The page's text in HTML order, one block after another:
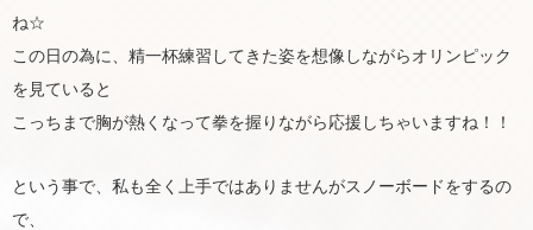
ね☆
この日の為に、精一杯練習してきた姿を想像しながらオリンピック
を見ていると
こっちまで胸が熱くなって拳を握りながら応援しちゃいますね！！
という事で、私も全く上手ではありませんがスノーボードをするの
で、